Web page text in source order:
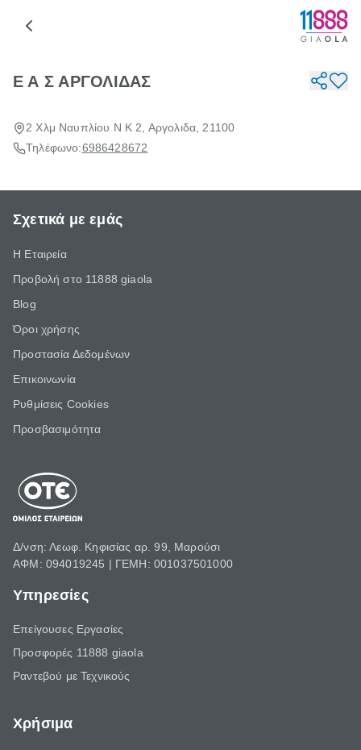
Ε Α Σ ΑΡΓΟΛΙΔΑΣ
2 Χλμ Ναυπλίου Ν Κ 2, Αργολιδα, 21100
Τηλέφωνο:6986428672
Σχετικά με εμάς
Η Εταιρεία
Προβολή στο 11888 giaola
Blog
Όροι χρήσης
Προστασία Δεδομένων
Επικοινωνία
Ρυθμίσεις Cookies
Προσβασιμότητα
Δ/νση: Λεωφ. Κηφισίας αρ. 99, Μαρούσι
ΑΦΜ: 094019245 | ΓΕΜΗ: 001037501000
Υπηρεσίες
Επείγουσες Εργασίες
Προσφορές 11888 giaola
Ραντεβού με Τεχνικούς
Χρήσιμα